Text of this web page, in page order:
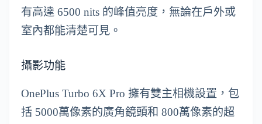
有高達 6500 nits 的峰值亮度，無論在戶外或
室內都能清楚可見。
攝影功能
OnePlus Turbo 6X Pro 擁有雙主相機設置，包
括 5000萬像素的廣角鏡頭和 800萬像素的超